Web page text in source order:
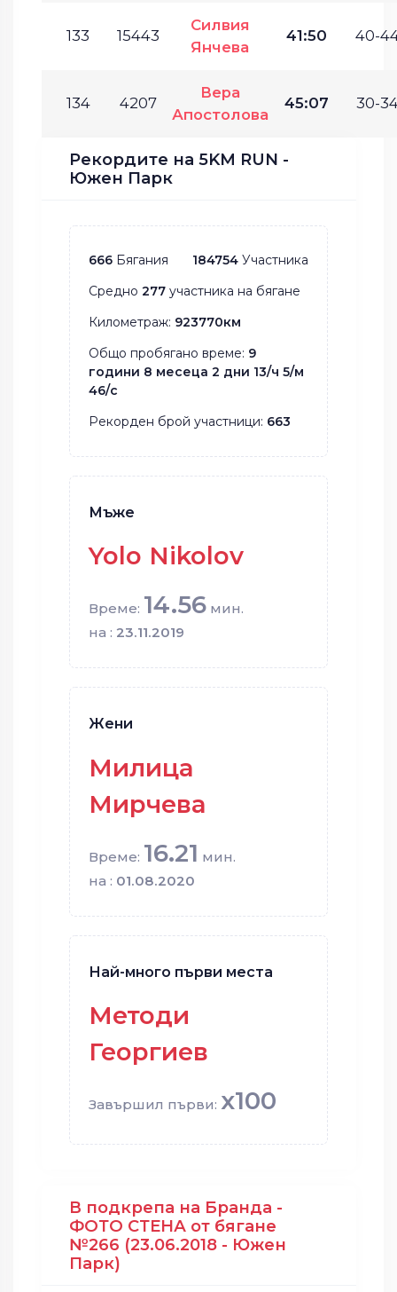
133 15443
Силвия
Янчева
41:50 40-
134 4207
Вера
Апостолова
45:07 30-
Рекордите на 5KM RUN -
Южен Парк
666 Бягания 184754 Участника
Средно 277 участника на бягане
Километраж: 923770км
Общо пробягано време: 9
години 8 месеца 2 дни 13/ч 5/м
46/с
Рекорден брой участници: 663
Мъже
Yolo Nikolov
Време: 14.56 мин.
на : 23.11.2019
Жени
Милица
Мирчева
Време: 16.21 мин.
на : 01.08.2020
Най-много първи места
Методи
Георгиев
Завършил първи: x100
В подкрепа на Бранда -
ФОТО СТЕНА от бягане
№266 (23.06.2018 - Южен
Парк)